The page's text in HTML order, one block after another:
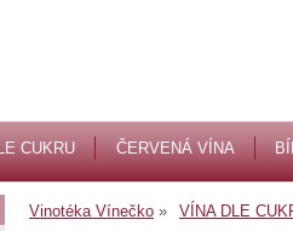
CUKRU ČERVENÁ VÍNA
Vinotéka Vínečko VÍNA DLE